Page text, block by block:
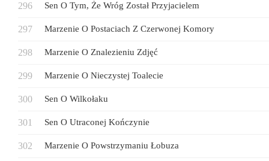
Sen O Tym, Że Wróg Został Przyjacielem
Marzenie O Postaciach Z Czerwonej Komory
Marzenie O Znalezieniu Zdjęć
Marzenie O Nieczystej Toalecie
Sen O Wilkołaku
Sen O Utraconej Kończynie
Marzenie O Powstrzymaniu Łobuza